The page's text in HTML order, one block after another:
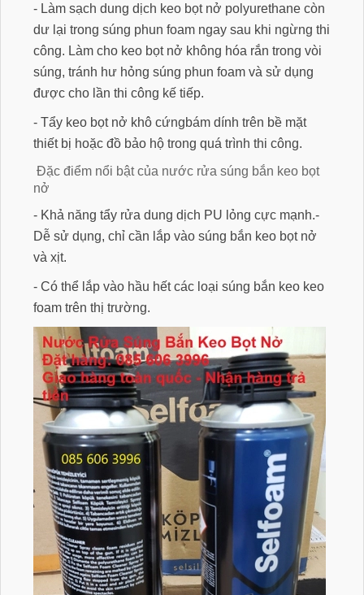
- Làm sạch dung dịch keo bọt nở polyurethane còn
dư lại trong súng phun foam ngay sau khi ngừng thi
công. Làm cho keo bọt nở không hóa rắn trong vòi
súng, tránh hư hỏng súng phun foam và sử dụng
được cho lần thi công kế tiếp.
- Tẩy keo bọt nở khô cứngbám dính trên bề mặt
thiết bị hoặc đồ bảo hộ trong quá trình thi công.
Đặc điểm nổi bật của nước rửa súng bắn keo bọt
nở
- Khả năng tẩy rửa dung dịch PU lỏng cực mạnh.-
Dễ sử dụng, chỉ cần lắp vào súng bắn keo bọt nở
và xịt.
- Có thể lắp vào hầu hết các loại súng bắn keo keo
foam trên thị trường.